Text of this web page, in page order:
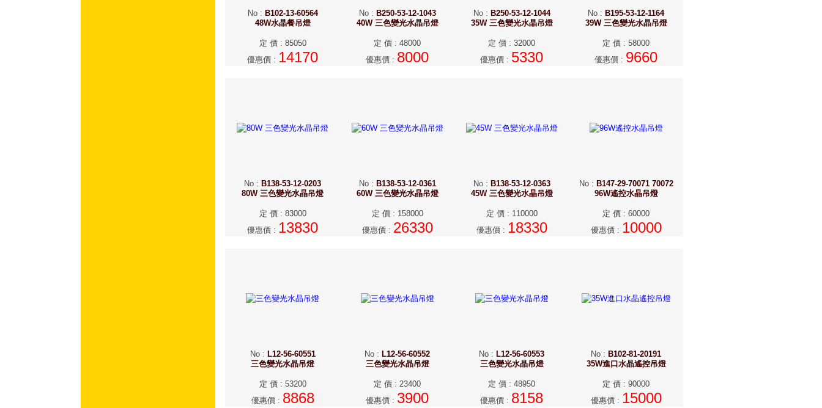
No: B102-13-60564
48W水晶餐吊燈
定 價: 85050
優惠價 : 14170
No: B250-53-12-1043
40W 三色變光水晶吊燈
定 價 : 48000
優惠價 : 8000
No: B250-53-12-1044
35W 三色變光水晶吊燈
定 價 : 32000
優惠價 : 5330
No : B195-53-12-1164
39W 三色變光水晶吊燈
定 價 : 58000
優惠價 : 9660
No : B138-53-12-0203
80W 三色變光水晶吊燈
定 價: 83000
優惠價 : 13830
No: B138-53-12-0361
60W 三色變光水晶吊燈
定 價: 158000
優惠價: 26330
No: B138-53-12-0363
45W 三色變光水晶吊燈
定 價: 110000
優惠價: 18330
No: B147-29-70071 70072
96W遙控水晶吊燈
定 價 : 60000
優惠價: 10000
No: L12-56-60551
三色變光水晶吊燈
定 價: 53200
優惠價: 8868
No : L12-56-60552
三色變光水晶吊燈
定 價 : 23400
優惠價 : 3900
No : L12-56-60553
三色變光水晶吊燈
定 價 : 48950
優惠價 : 8158
No : B102-81-20191
35W進口水晶遙控吊燈
定 價 : 90000
優惠價: 15000